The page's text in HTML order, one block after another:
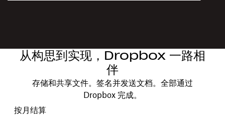
从构思到实现，Dropbox 一路相
伴
存储和共享文件。签名并发送文档。全部通过
Dropbox 完成。
选择结算周期
按月结算